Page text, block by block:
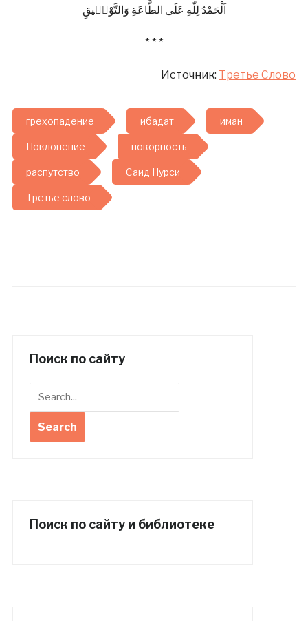
اَلْحَمْدُ لِلّٰهِ عَلَى الطَّاعَةِ وَالتَّوْفٖيقِ
* * *
Источник: Третье Слово
грехопадение ибадат иман
Поклонение покорность
распутство Саид Нурси
Третье слово
Поиск по сайту
Поиск по сайту и библиотеке